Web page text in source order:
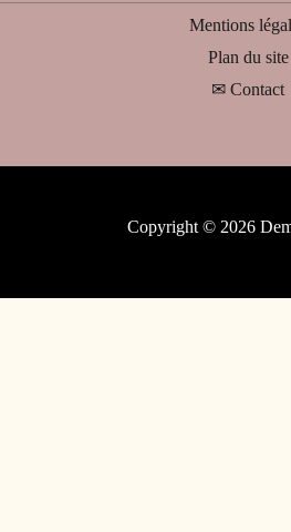
Mentions
Plan du site
✉ Contact
Copyright © 2026